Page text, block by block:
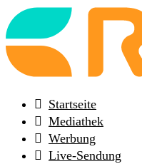
Back
to
frontpage
Startseite
Mediathek
Werbung
Live-Sendung